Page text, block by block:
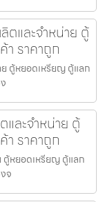
และจำหน่าย ตู้
ราคาถูก
ตู้หยอดเหรียญ ตู้แลก
ละจำหน่าย ตู้
ราคาถูก
ตู้หยอดเหรียญ ตู้แลก
จ